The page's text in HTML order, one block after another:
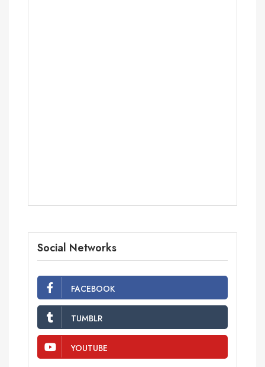
Social Networks
FACEBOOK
TUMBLR
YOUTUBE